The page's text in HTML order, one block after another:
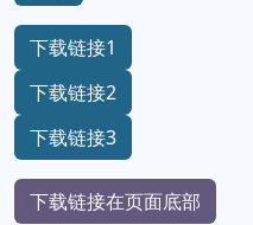
下载链接1
下载链接2
下载链接3
下载链接在页面底部